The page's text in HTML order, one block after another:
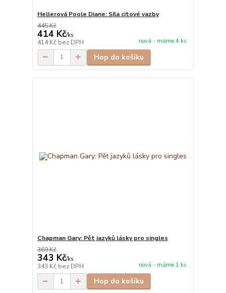
Hellerová Poole Diane: Síla citové vazby
445 Kč
414 Kč/ks
414 Kč bez DPH nová - máme 4 ks
Hop do košíku
Chapman Gary: Pět jazyků lásky pro singles
369 Kč
343 Kč/ks
343 Kč bez DPH nová - máme 1 ks
Hop do košíku